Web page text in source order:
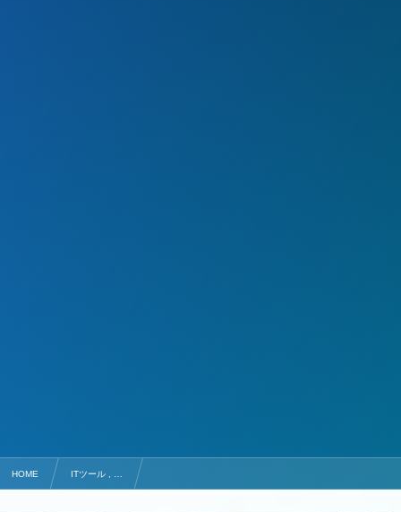
HOME ITツール , …